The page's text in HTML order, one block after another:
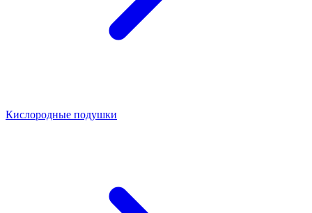
Кислородные подушки